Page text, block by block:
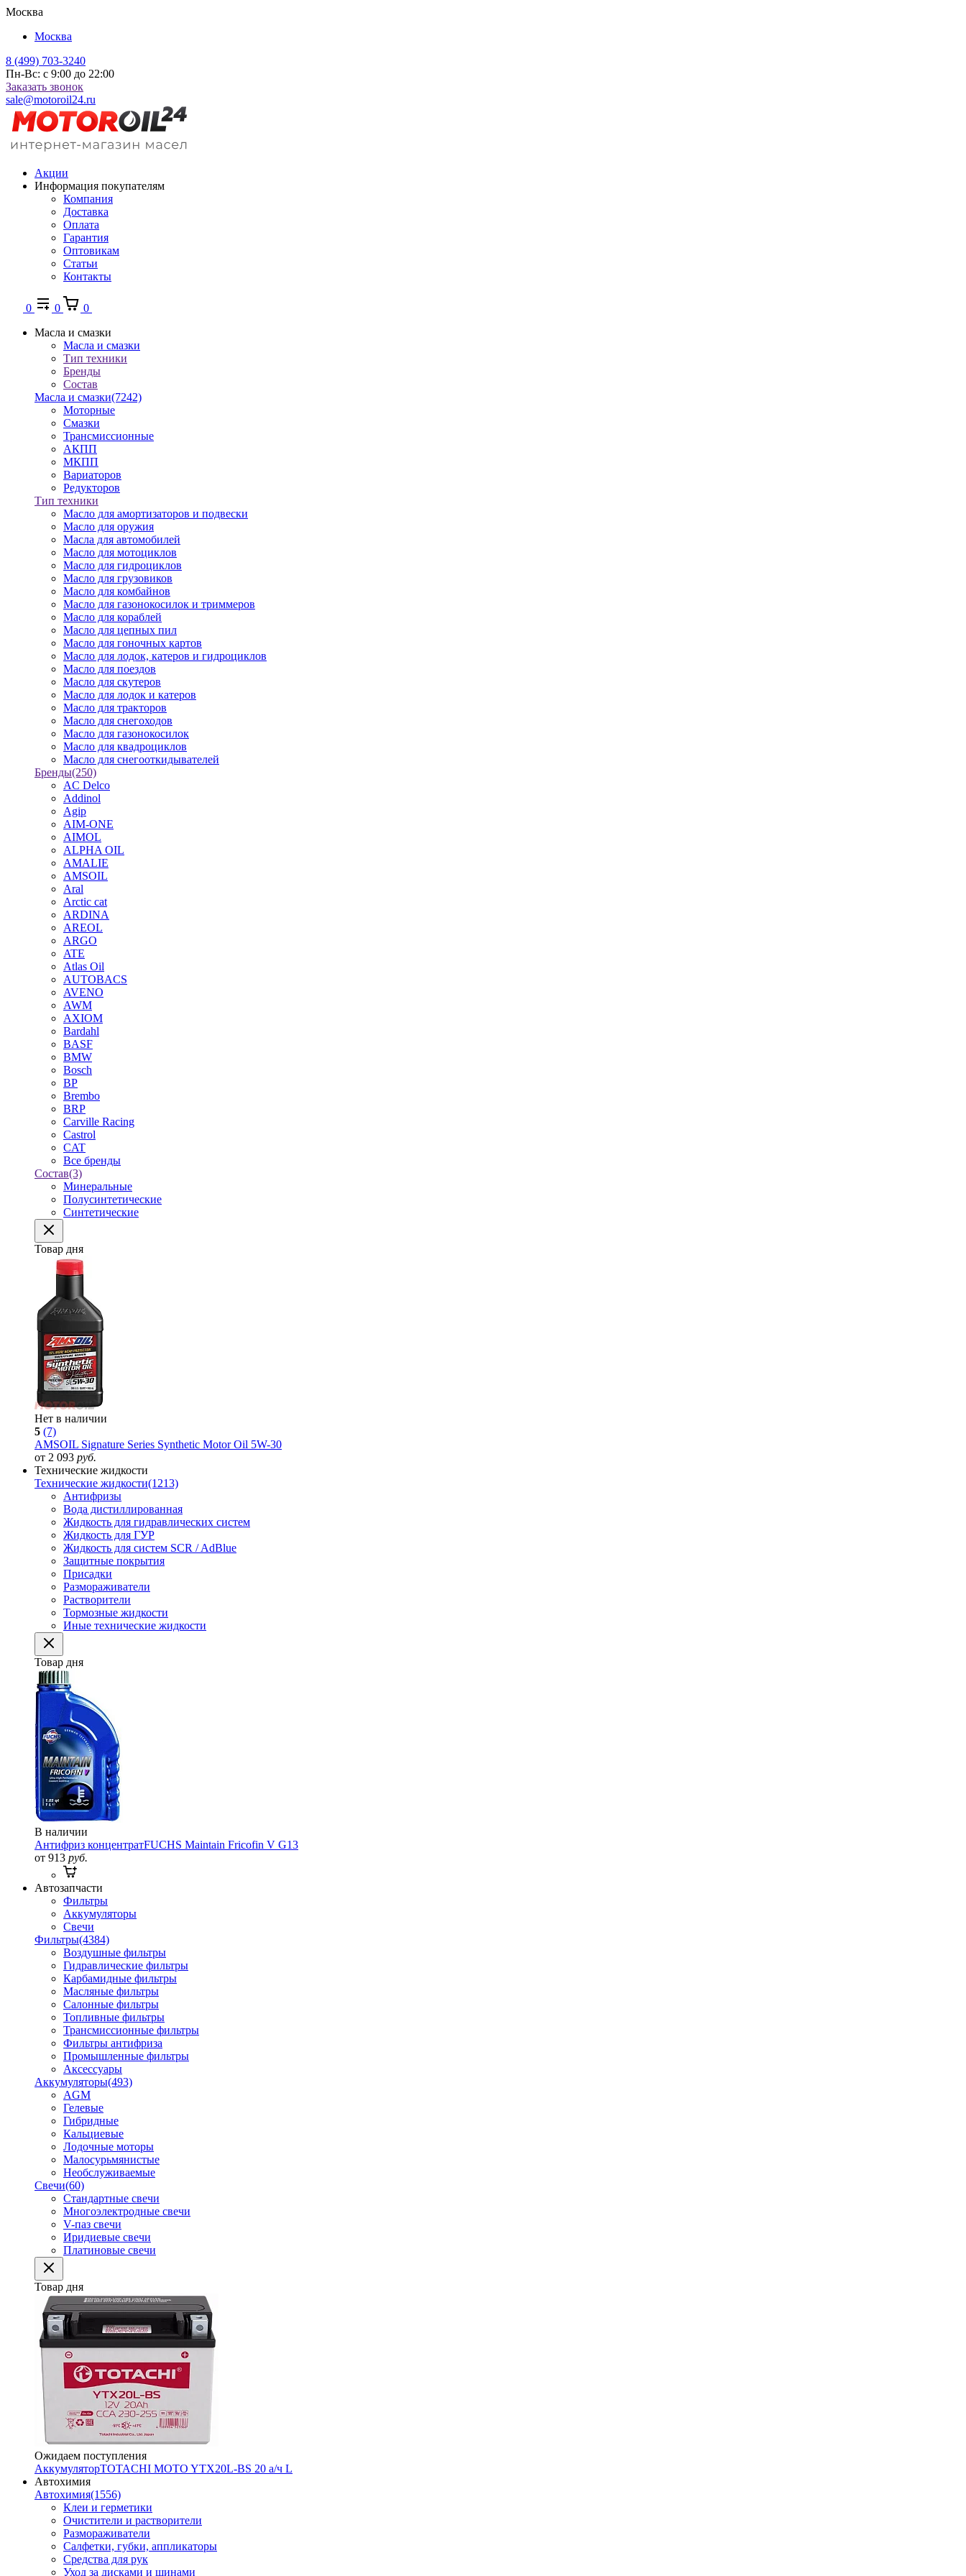
Москва
Москва
8 (499) 703-3240
Пн-Вс: с 9:00 до 22:00
Заказать звонок
sale@motoroil24.ru
Акции
Информация покупателям
Компания
Доставка
Оплата
Гарантия
Оптовикам
Статьи
Контакты
0 0
0
Масла и смазки
Масла и смазки
Тип техники
Бренды
Состав
Масла и смазки(7242)
Моторные
Смазки
Трансмиссионные
АКПП
МКПП
Вариаторов
Редукторов
Тип техники
Масло для амортизаторов и подвески
Масло для оружия
Масла для автомобилей
Масло для мотоциклов
Масло для гидроциклов
Масло для грузовиков
Масло для комбайнов
Масло для газонокосилок и триммеров
Масло для кораблей
Масло для цепных пил
Масло для гоночных картов
Масло для лодок, катеров и гидроциклов
Масло для поездов
Масло для скутеров
Масло для лодок и катеров
Масло для тракторов
Масло для снегоходов
Масло для газонокосилок
Масло для квадроциклов
Масло для снегооткидывателей
Бренды(250)
AC Delco
Addinol
Agip
AIM-ONE
AIMOL
ALPHA OIL
AMALIE
AMSOIL
Aral
Arctic cat
ARDINA
AREOL
ARGO
ATE
Atlas Oil
AUTOBACS
AVENO
AWM
AXIOM
Bardahl
BASF
BMW
Bosch
BP
Brembo
BRP
Carville Racing
Castrol
CAT
Все бренды
Состав(3)
Минеральные
Полусинтетические
Синтетические
Товар дня
Нет в наличии
5 (7)
AMSOIL Signature Series Synthetic Motor Oil 5W-30
от 2 093 руб.
Технические жидкости
Технические жидкости(1213)
Антифризы
Вода дистиллированная
Жидкость для гидравлических систем
Жидкость для ГУР
Жидкость для систем SCR / AdBlue
Защитные покрытия
Присадки
Размораживатели
Растворители
Тормозные жидкости
Иные технические жидкости
Товар дня
В наличии
Антифриз концентратFUCHS Maintain Fricofin V G13
от 913 руб.
Автозапчасти
Фильтры
Аккумуляторы
Свечи
Фильтры(4384)
Воздушные фильтры
Гидравлические фильтры
Карбамидные фильтры
Масляные фильтры
Салонные фильтры
Топливные фильтры
Трансмиссионные фильтры
Фильтры антифриза
Промышленные фильтры
Аксессуары
Аккумуляторы(493)
AGM
Гелевые
Гибридные
Кальциевые
Лодочные моторы
Малосурьмянистые
Необслуживаемые
Свечи(60)
Стандартные свечи
Многоэлектродные свечи
V-паз свечи
Иридиевые свечи
Платиновые свечи
Товар дня
Ожидаем поступления
АккумуляторTOTACHI MOTO YTX20L-BS 20 а/ч L
Автохимия
Автохимия(1556)
Клеи и герметики
Очистители и растворители
Размораживатели
Салфетки, губки, аппликаторы
Средства для рук
Уход за дисками и шинами